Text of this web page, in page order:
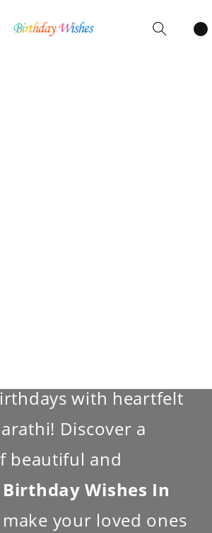
Cartitems
with heartfelt
Discover a
beautiful and
Birthday Wishes In
your loved ones